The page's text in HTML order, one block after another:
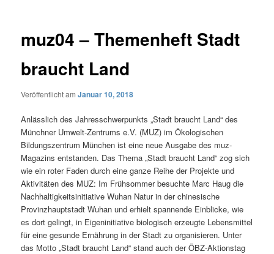
muz04 – Themenheft Stadt
braucht Land
Veröffentlicht amJanuar 10, 2018
Anlässlich des Jahresschwerpunkts „Stadt braucht Land“ des
Münchner Umwelt-Zentrums e.V. (MUZ) im Ökologischen
Bildungszentrum München ist eine neue Ausgabe des muz-
Magazins entstanden. Das Thema „Stadt braucht Land“ zog sich
wie ein roter Faden durch eine ganze Reihe der Projekte und
Aktivitäten des MUZ: Im Frühsommer besuchte Marc Haug die
Nachhaltigkeitsinitiative Wuhan Natur in der chinesische
Provinzhauptstadt Wuhan und erhielt spannende Einblicke, wie
es dort gelingt, in Eigeninitiative biologisch erzeugte Lebensmittel
für eine gesunde Ernährung in der Stadt zu organisieren. Unter
das Motto „Stadt braucht Land“ stand auch der ÖBZ-Aktionstag